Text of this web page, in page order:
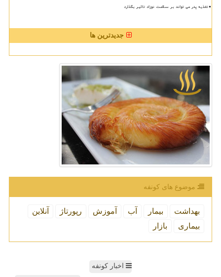
تغذیه پدر می تواند بر سلامت نوزاد تاثیر بگذارد
جدیدترین ها
موضوع های كونفه
بهداشت بیمار آب آموزش رپورتاژ
آنلاین
بیماری
بازار
اخبار کونفه